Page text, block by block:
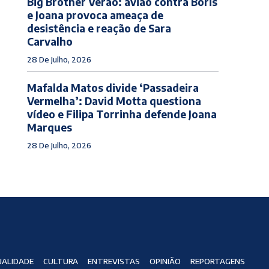
e Joana provoca ameaça de
desistência e reação de Sara
Carvalho
28 De Julho, 2026
Mafalda Matos divide ‘Passadeira
Vermelha’: David Motta questiona
vídeo e Filipa Torrinha defende Joana
Marques
28 De Julho, 2026
CULTURA ENTREVISTAS OPINIÃO REPORTAGENS